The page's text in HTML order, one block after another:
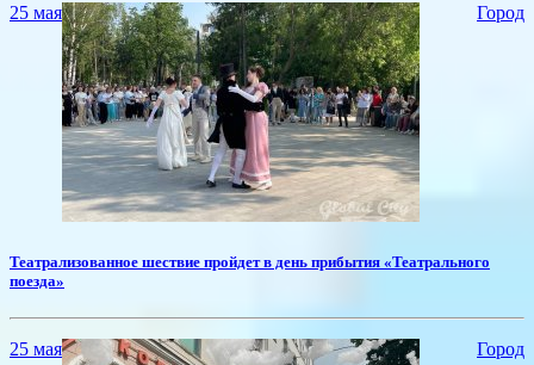
25 мая Город
​Театрализованное шествие пройдет в день прибытия «Театрального
поезда»
25 мая Город